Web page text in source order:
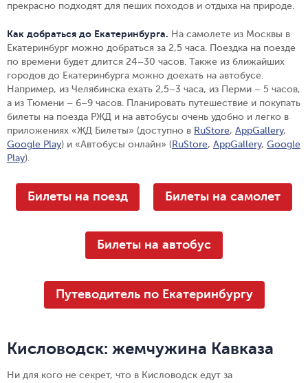
прекрасно подходят для пеших походов и отдыха на природе.
Как добраться до Екатеринбурга. На самолете из Москвы в
Екатеринбург можно добраться за 2,5 часа. Поездка на поезде
по времени будет длится 24–30 часов. Также из ближайших
городов до Екатеринбурга можно доехать на автобусе.
Например, из Челябинска ехать 2,5–3 часа, из Перми – 5 часов,
а из Тюмени – 6–9 часов. Планировать путешествие и покупать
билеты на поезда РЖД и на автобусы очень удобно и легко в
приложениях «ЖД Билеты» (доступно в RuStore, AppGallery,
Google Play) и «Автобусы онлайн» (RuStore, AppGallery, Google
Play).
Билеты на поезд Билеты на самолет
Билеты на автобус
Путеводитель по Екатеринбургу
Кисловодск: жемчужина Кавказа
Ни для кого не секрет, что в Кисловодск едут за